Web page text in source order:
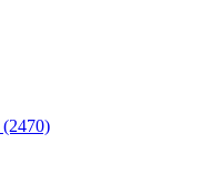
(2470)